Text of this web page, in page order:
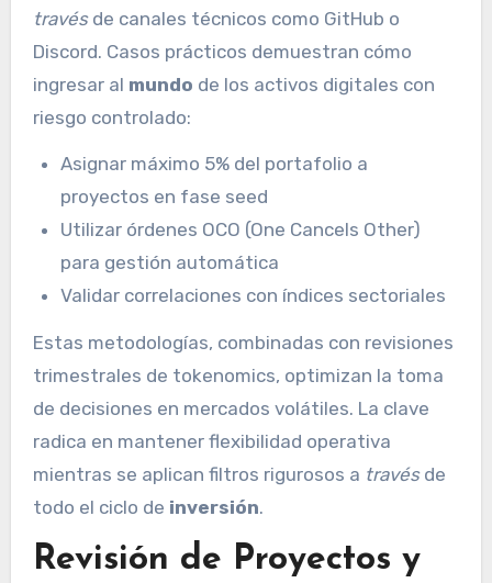
travésde canales técnicos como GitHub o
Discord. Casos prácticos demuestran cómo
ingresar al mundo de los activos digitales con
riesgo controlado:
Asignar máximo 5% del portafolio a
proyectos en fase seed
Utilizar órdenes OCO (One Cancels Other)
para gestión automática
Validar correlaciones con índices sectoriales
Estas metodologías, combinadas con revisiones
trimestrales de tokenomics, optimizan la toma
de decisiones en mercados volátiles. La clave
radica en mantener flexibilidad operativa
mientras se aplican filtros rigurosos a travésde
todo el ciclo de inversión.
Revisión de Proyectos y